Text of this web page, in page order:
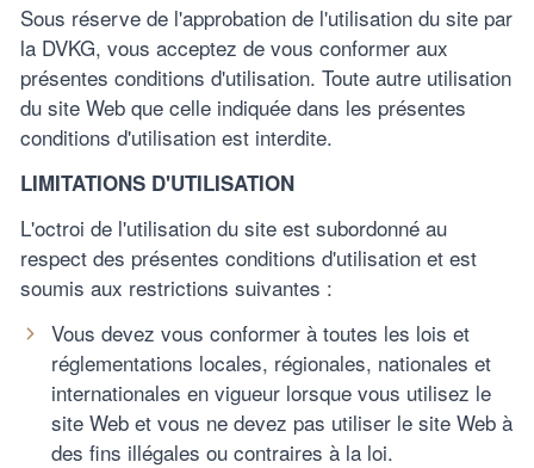
Sous réserve de l'approbation de l'utilisation du site par
la DVKG, vous acceptez de vous conformer aux
présentes conditions d'utilisation. Toute autre utilisation
du site Web que celle indiquée dans les présentes
conditions d'utilisation est interdite.
LIMITATIONS D'UTILISATION
L'octroi de l'utilisation du site est subordonné au
respect des présentes conditions d'utilisation et est
soumis aux restrictions suivantes :
Vous devez vous conformer à toutes les lois et
réglementations locales, régionales, nationales et
internationales en vigueur lorsque vous utilisez le
site Web et vous ne devez pas utiliser le site Web à
des fins illégales ou contraires à la loi.